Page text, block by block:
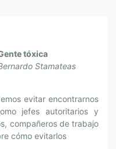
tóxica
Stamateas
evitar encontrarnos
jefes autoritarios y
compañeros de trabajo
cómo evitarlos